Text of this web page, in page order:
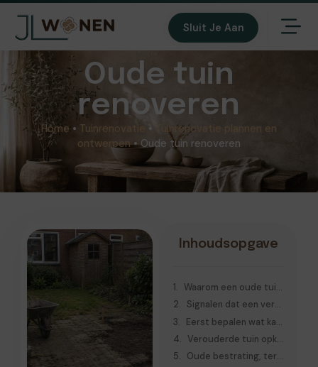
Sluit Je Aan
Oude tuin
renoveren
Home• Tuinrenovatie •
Tuinrenovatie plannen en
ontwerpen•Oude tuin renoveren
Inhoudsopgave
Waarom een oude tuin renoveren begint met beoordelen wat er al is
Signalen dat een verouderde tuin aan renovatie toe is
Eerst bepalen wat kan blijven, hersteld kan worden of weg moet
Verouderde tuin opknappen of volledig renoveren?
Oude bestrating, terras en paden controleren